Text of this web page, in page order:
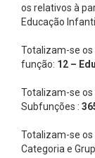
os relativos à
Educação Infantil.
Totalizam-se os
função: 12 –
Totalizam-se os
Subfunções :
Totalizam-se os
Categoria e